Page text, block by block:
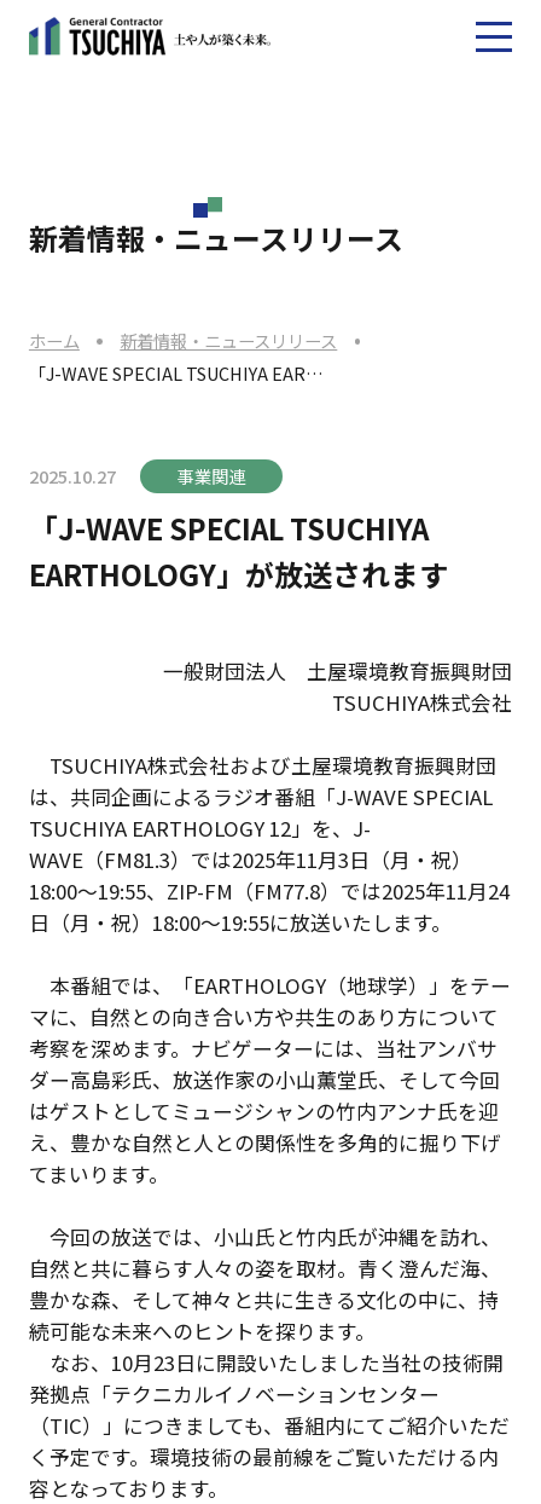
新着情報・ニュースリリース
ホーム
新着情報・ニュースリリース
「J-WAVE SPECIAL TSUCHIYA EAR…
2025.10.27 事業関連
「J-WAVE SPECIAL TSUCHIYA
EARTHOLOGY」が放送されます
一般財団法人 土屋環境教育振興財団
TSUCHIYA株式会社
TSUCHIYA株式会社および土屋環境教育振興財団
は、共同企画によるラジオ番組「J-WAVE SPECIAL
TSUCHIYA EARTHOLOGY 12」を、J-
WAVE（FM81.3）では2025年11月3日（月・祝）
18:00～19:55、ZIP-FM（FM77.8）では2025年11月24
日（月・祝）18:00～19:55に放送いたします。
本番組では、「EARTHOLOGY（地球学）」をテー
マに、自然との向き合い方や共生のあり方について
考察を深めます。ナビゲーターには、当社アンバサ
ダー高島彩氏、放送作家の小山薫堂氏、そして今回
はゲストとしてミュージシャンの竹内アンナ氏を迎
え、豊かな自然と人との関係性を多角的に掘り下げ
てまいります。
今回の放送では、小山氏と竹内氏が沖縄を訪れ、
自然と共に暮らす人々の姿を取材。青く澄んだ海、
豊かな森、そして神々と共に生きる文化の中に、持
続可能な未来へのヒントを探ります。
なお、10月23日に開設いたしました当社の技術開
発拠点「テクニカルイノベーションセンター
（TIC）」につきましても、番組内にてご紹介いただ
く予定です。環境技術の最前線をご覧いただける内
容となっております。